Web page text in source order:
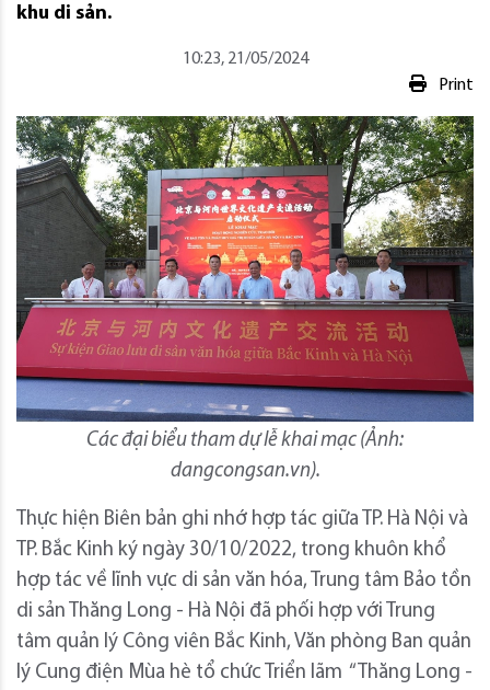
khu di sản.
10:23, 21/05/2024
Print
Các đại biểu tham dự lễ khai mạc (Ảnh:
dangcongsan.vn).
Thực hiện Biên bản ghi nhớ hợp tác giữa TP. Hà Nội và
TP. Bắc Kinh ký ngày 30/10/2022, trong khuôn khổ
hợp tác về lĩnh vực di sản văn hóa, Trung tâm Bảo tồn
di sản Thăng Long - Hà Nội đã phối hợp với Trung
tâm quản lý Công viên Bắc Kinh, Văn phòng Ban quản
lý Cung điện Mùa hè tổ chức Triển lãm “Thăng Long -